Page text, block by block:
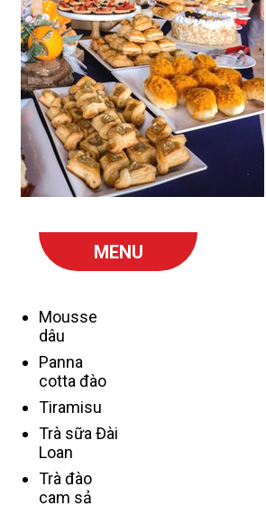
MENU
Mousse
dâu
Panna
cotta đào
Tiramisu
Trà sữa Đài
Loan
Trà đào
cam sả